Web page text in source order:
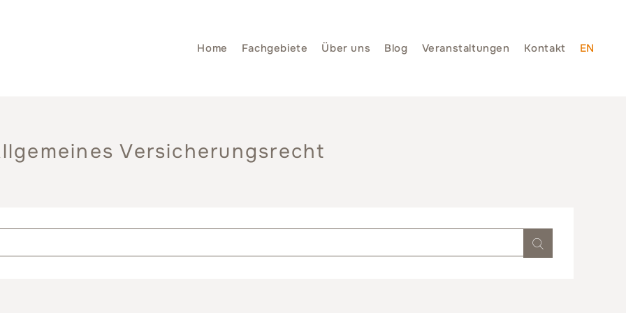
Home Fachgebiete Über uns Blog Veranstaltungen Kontakt EN
Versicherungsrecht